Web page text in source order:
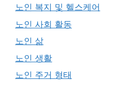
노인 복지 및 헬스케어
노인 사회 활동
노인 삶
노인 생활
노인 주거 형태